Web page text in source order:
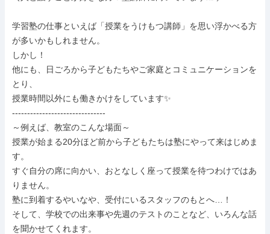
学習塾の仕事といえば「授業をうけもつ講師」を思い浮かべる方
が多いかもしれません。
しかし！
他にも、日ごろから子どもたちやご家庭とコミュニケーションを
とり、
授業時間以外にも働きかけをしています✨
-------------------------------
～例えば、教室のこんな場面～
授業が始まる20分ほど前から子どもたちは塾にやって来はじめま
す。
すぐ自分の席に向かい、おとなしく座って授業を待つわけではあ
りません。
塾に到着するやいなや、受付にいるスタッフのもとへ…！
そして、学校での出来事や先週のテストのことなど、いろんな話
を聞かせてくれます。